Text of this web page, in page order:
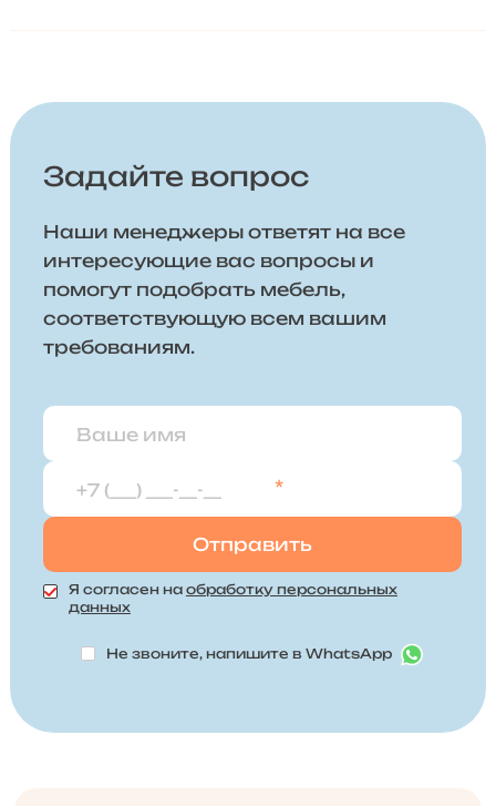
Задайте вопрос
Наши менеджеры ответят на все
интересующие вас вопросы и
помогут подобрать мебель,
соответствующую всем вашим
требованиям.
*
Я согласен на обработку персональных
данных
Не звоните, напишите в WhatsApp